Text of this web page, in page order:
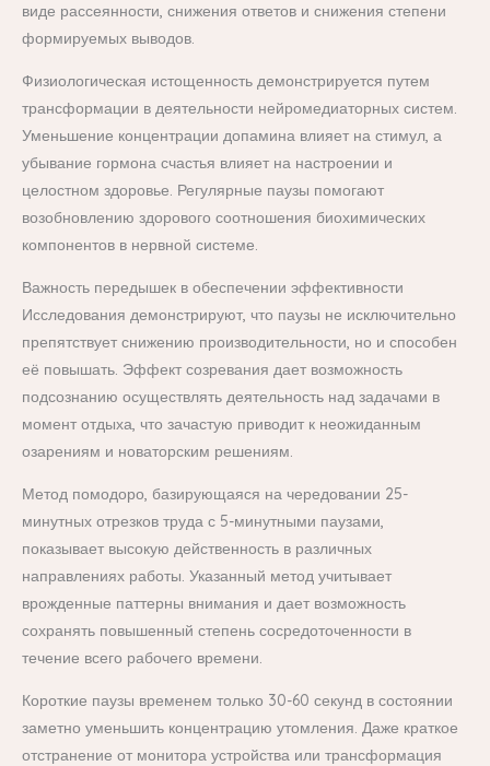
виде рассеянности, снижения ответов и снижения степени
формируемых выводов.
Физиологическая истощенность демонстрируется путем
трансформации в деятельности нейромедиаторных систем.
Уменьшение концентрации допамина влияет на стимул, а
убывание гормона счастья влияет на настроении и
целостном здоровье. Регулярные паузы помогают
возобновлению здорового соотношения биохимических
компонентов в нервной системе.
Важность передышек в обеспечении эффективности
Исследования демонстрируют, что паузы не исключительно
препятствует снижению производительности, но и способен
её повышать. Эффект созревания дает возможность
подсознанию осуществлять деятельность над задачами в
момент отдыха, что зачастую приводит к неожиданным
озарениям и новаторским решениям.
Метод помодоро, базирующаяся на чередовании 25-
минутных отрезков труда с 5-минутными паузами,
показывает высокую действенность в различных
направлениях работы. Указанный метод учитывает
врожденные паттерны внимания и дает возможность
сохранять повышенный степень сосредоточенности в
течение всего рабочего времени.
Короткие паузы временем только 30-60 секунд в состоянии
заметно уменьшить концентрацию утомления. Даже краткое
отстранение от монитора устройства или трансформация